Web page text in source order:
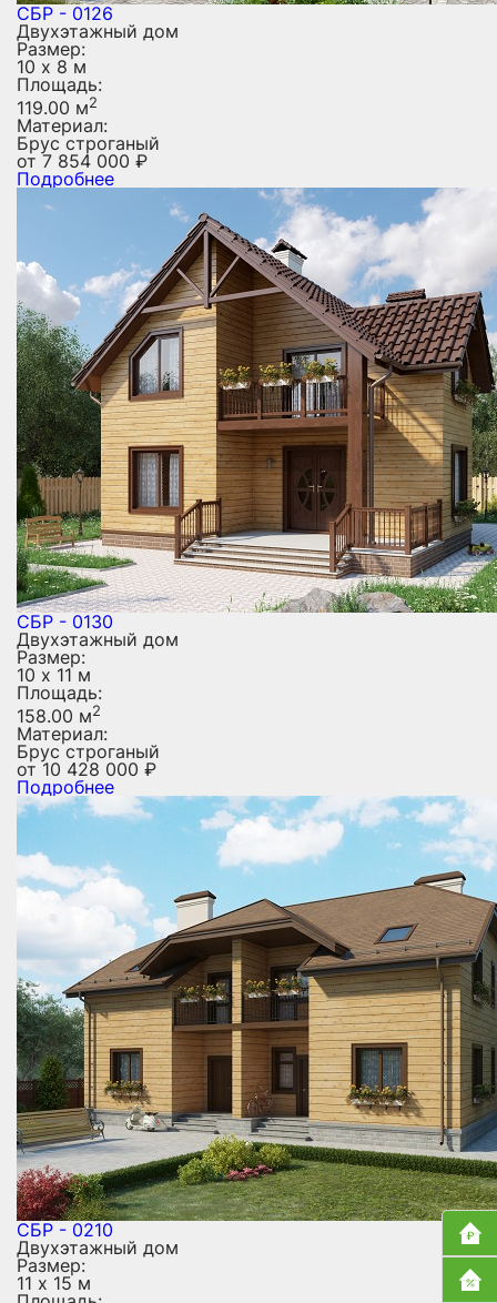
СБР - 0126
Двухэтажный дом
Размер:
10 х 8 м
Площадь:
119.00 м2
Материал:
Брус строганый
от7 854 000 ₽
Подробнее
СБР - 0130
Двухэтажный дом
Размер:
10 х 11 м
Площадь:
158.00 м2
Материал:
Брус строганый
от10 428 000 ₽
Подробнее
СБР - 0210
Двухэтажный дом
Размер:
11 х 15 м